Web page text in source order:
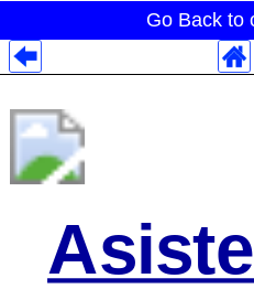
Go Back to
Despliegues Analytics
Despliegues Totales
Despliegues por Rubros